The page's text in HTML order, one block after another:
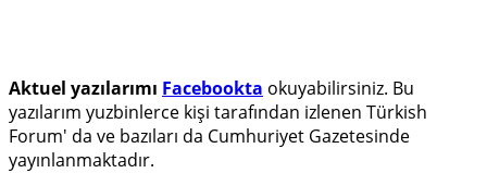
Aktuel yazılarımı Facebookta okuyabilirsiniz. Bu
yazılarım yuzbinlerce kişi tarafından izlenen Türkish
Forum' da ve bazıları da Cumhuriyet Gazetesinde
yayınlanmaktadır.